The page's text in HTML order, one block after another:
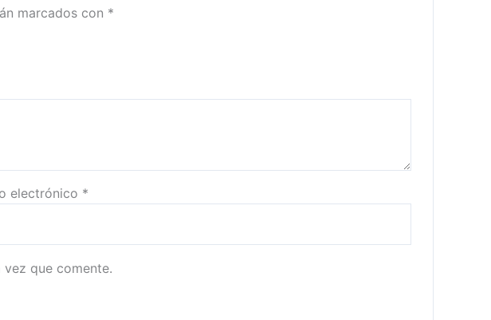
marcados con *
electrónico *
que comente.